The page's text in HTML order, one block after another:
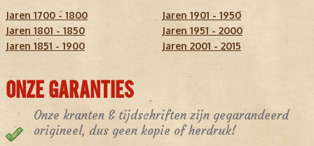
Jaren 1700 - 1800
Jaren 1801 - 1850
Jaren 1851 - 1900
Jaren 1901 - 1950
Jaren 1951 - 2000
Jaren 2001 - 2015
ONZE GARANTIES
Onze kranten & tijdschriften zijn gegarandeerd
origineel, dus geen kopie of herdruk!